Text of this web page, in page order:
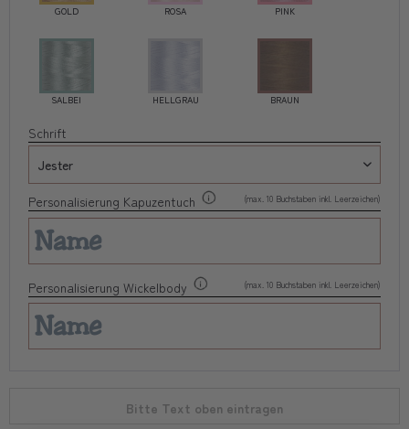
GOLD ROSA PINK
SALBEI HELLGRAU BRAUN
Schrift
Personalisierung Kapuzentuch (max. 10 Buchstaben inkl. Leerzeichen)
Personalisierung Wickelbody (max. 10 Buchstaben inkl. Leerzeichen)
Bitte Text oben eintragen